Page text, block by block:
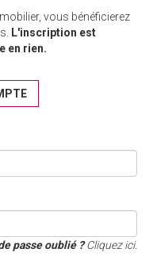
vous bénéficierez
L'inscription est
en rien.
passe oublié ?Cliquez ici.